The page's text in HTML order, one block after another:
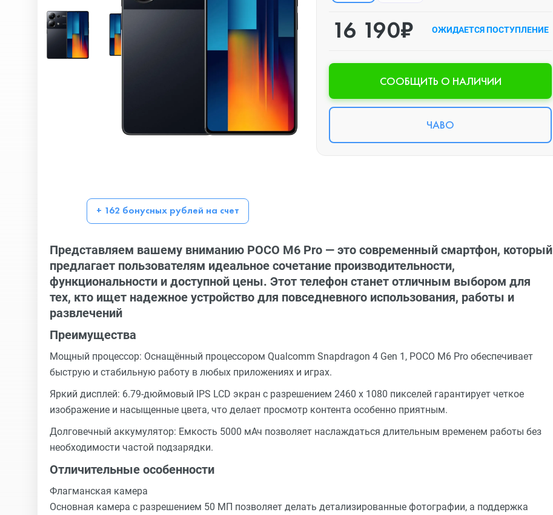
+ 162 бонусных рублей на счет
16 190₽ ОЖИДАЕТСЯ ПОСТУПЛЕНИЕ
CООБЩИТЬ О НАЛИЧИИ
ЧАВО
Представляем вашему вниманию POCO M6 Pro — это современный смартфон, который
предлагает пользователям идеальное сочетание производительности,
функциональности и доступной цены. Этот телефон станет отличным выбором для
тех, кто ищет надежное устройство для повседневного использования, работы и
развлечений
Преимущества
Мощный процессор: Оснащённый процессором Qualcomm Snapdragon 4 Gen 1, POCO M6 Pro обеспечивает
быструю и стабильную работу в любых приложениях и играх.
Яркий дисплей: 6.79-дюймовый IPS LCD экран с разрешением 2460 x 1080 пикселей гарантирует четкое
изображение и насыщенные цвета, что делает просмотр контента особенно приятным.
Долговечный аккумулятор: Емкость 5000 мАч позволяет наслаждаться длительным временем работы без
необходимости частой подзарядки.
Отличительные особенности
Флагманская камера
Основная камера с разрешением 50 МП позволяет делать детализированные фотографии, а поддержка